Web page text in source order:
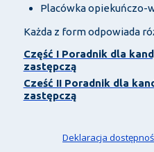
Placówka opiekuńczo-
Każda z form odpowiada
Część I Poradnik dla
zastępczą
Cześć II Poradnik dla
zastępczą
Deklaracja